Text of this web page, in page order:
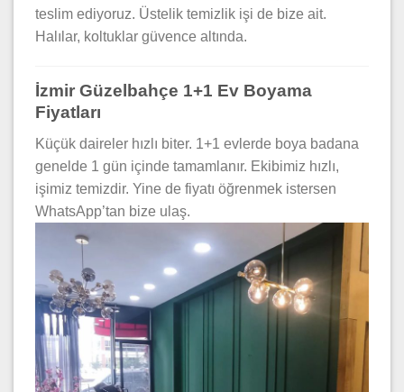
teslim ediyoruz. Üstelik temizlik işi de bize ait.
Halılar, koltuklar güvence altında.
İzmir Güzelbahçe 1+1 Ev Boyama
Fiyatları
Küçük daireler hızlı biter. 1+1 evlerde boya badana
genelde 1 gün içinde tamamlanır. Ekibimiz hızlı,
işimiz temizdir. Yine de fiyatı öğrenmek istersen
WhatsApp’tan bize ulaş.